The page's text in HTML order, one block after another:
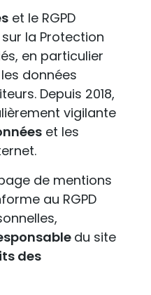
et le RGPD
la Protection
en particulier
données
Depuis 2018,
vigilante
et les
de mentions
au RGPD
du site
des